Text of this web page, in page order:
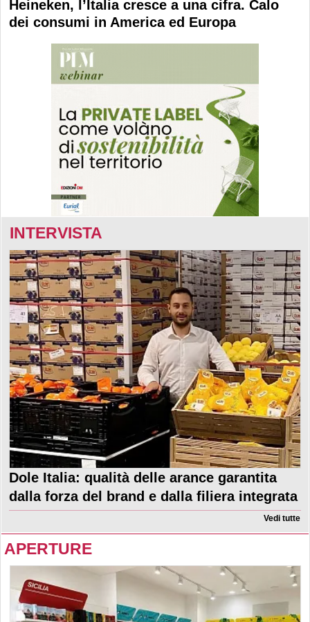
Heineken, l’Italia cresce a una cifra. Calo
dei consumi in America ed Europa
INTERVISTA
Dole Italia: qualità delle arance garantita
dalla forza del brand e dalla filiera integrata
Vedi tutte
APERTURE